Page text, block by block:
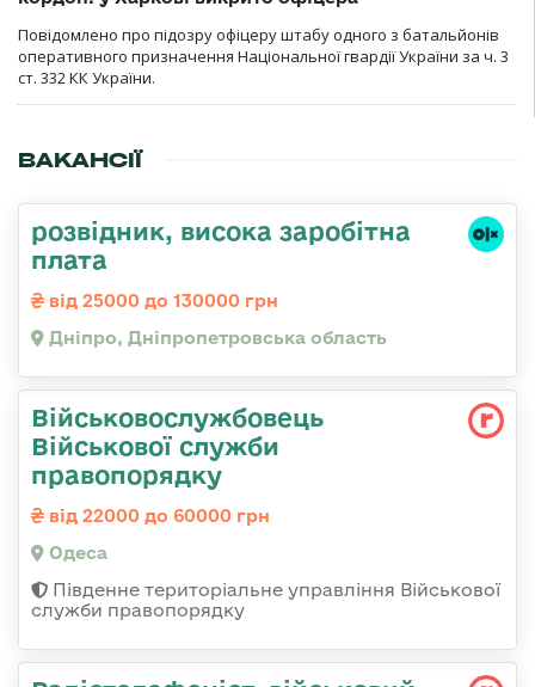
Повідомлено про підозру офіцеру штабу одного з батальйонів
оперативного призначення Національної гвардії України за ч. 3
ст. 332 КК України.
ВАКАНСІЇ
розвідник, висока заробітна
плата
від 25000 до 130000 грн
Дніпро, Дніпропетровська область
Військовослужбовець
Військової служби
правопорядку
від 22000 до 60000 грн
Одеса
Південне територіальне управління Військової
служби правопорядку